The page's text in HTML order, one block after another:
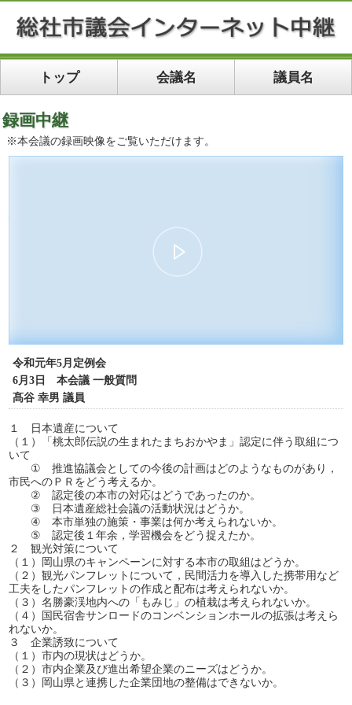
トップ 会議名 議員名
録画中継
※本会議の録画映像をご覧いただけます。
令和元年5月定例会
6月3日 本会議 一般質問
髙谷 幸男 議員
１ 日本遺産について
（１）「桃太郎伝説の生まれたまちおかやま」認定に伴う取組につ
いて
① 推進協議会としての今後の計画はどのようなものがあり，
市民へのＰＲをどう考えるか。
② 認定後の本市の対応はどうであったのか。
③ 日本遺産総社会議の活動状況はどうか。
④ 本市単独の施策・事業は何か考えられないか。
⑤ 認定後１年余，学習機会をどう捉えたか。
２ 観光対策について
（１）岡山県のキャンペーンに対する本市の取組はどうか。
（２）観光パンフレットについて，民間活力を導入した携帯用など
工夫をしたパンフレットの作成と配布は考えられないか。
（３）名勝豪渓地内への「もみじ」の植栽は考えられないか。
（４）国民宿舎サンロードのコンベンションホールの拡張は考えら
れないか。
３ 企業誘致について
（１）市内の現状はどうか。
（２）市内企業及び進出希望企業のニーズはどうか。
（３）岡山県と連携した企業団地の整備はできないか。